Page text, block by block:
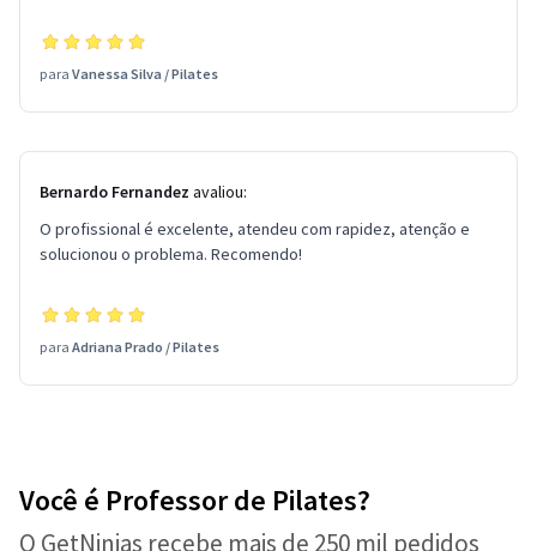
para Vanessa Silva /Pilates
Bernardo Fernandez avaliou:
O profissional é excelente, atendeu com rapidez, atenção e
solucionou o problema. Recomendo!
para Adriana Prado /Pilates
Você é Professor de Pilates?
O GetNinjas recebe mais de 250 mil pedidos